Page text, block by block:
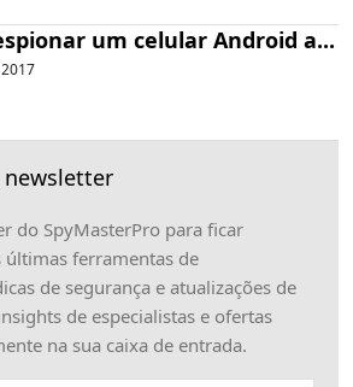
um celular Android a...
newsletter
do SpyMasterPro para ficar
últimas ferramentas de
de segurança e atualizações de
de especialistas e ofertas
na sua caixa de entrada.